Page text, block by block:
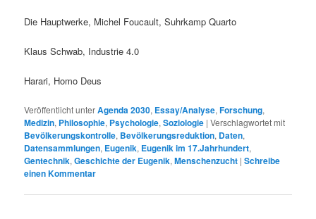
Die Hauptwerke, Michel Foucault, Suhrkamp Quarto
Klaus Schwab, Industrie 4.0
Harari, Homo Deus
Veröffentlicht unterAgenda 2030, Essay/Analyse,Forschung,
Medizin, Philosophie, Psychologie,Soziologie |Verschlagwortet mit
Bevölkerungskontrolle, Bevölkerungsreduktion, Daten,
Datensammlungen, Eugenik, Eugenik im 17.Jahrhundert,
Gentechnik,Geschichte der Eugenik,Menschenzucht |Schreibe
einen Kommentar